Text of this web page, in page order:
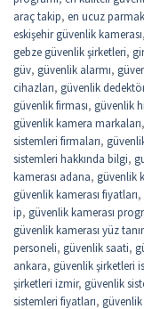
araç takip, en ucuz
eskişehir güvenlik kamerası,
gebze güvenlik şirketleri,
güv, güvenlik alarmı,
cihazları, güvenlik
güvenlik firması, güvenlik
güvenlik kamera markaları,
sistemleri firmaları,
sistemleri hakkında bilgi,
kamerası adana, güvenlik
güvenlik kamerası fiyatları,
ip, güvenlik kamerası
güvenlik kamerası yüz
personeli, güvenlik saati,
ankara, güvenlik şirketleri
şirketleri izmir, güvenlik
sistemleri fiyatları,